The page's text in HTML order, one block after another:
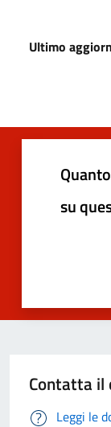
Ultimo
su
Contatta il
Leggi le